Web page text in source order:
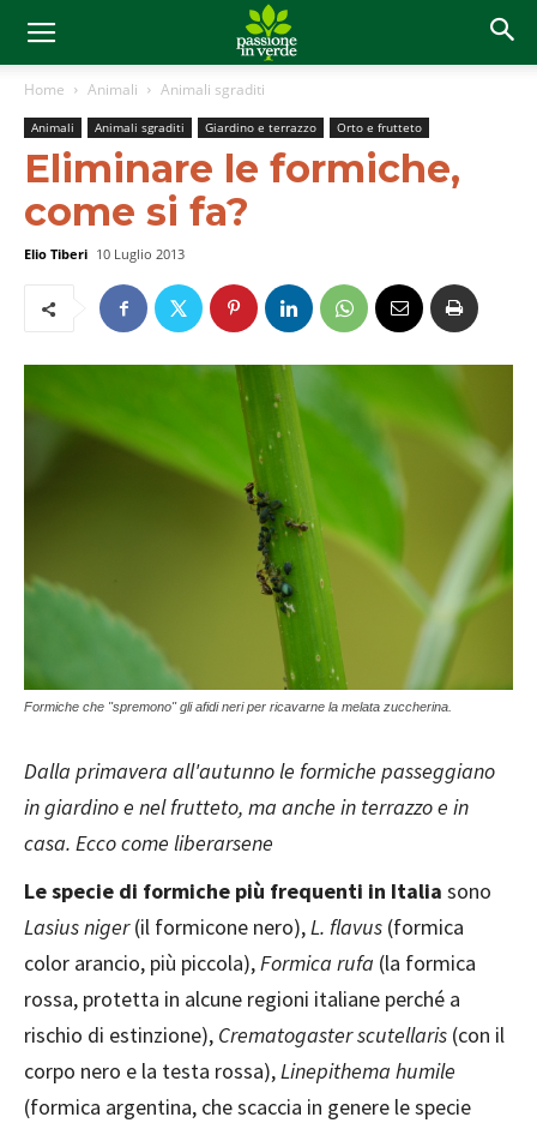
Home Animali Animali sgraditi
Animali Animali sgraditi Giardino e terrazzo Orto e frutteto
Eliminare le formiche,
come si fa?
Elio Tiberi 10 Luglio 2013
Formiche che "spremono" gli afidi neri per ricavarne la melata zuccherina.
Dalla primavera all'autunno le formiche passeggiano
in giardino e nel frutteto, ma anche in terrazzo e in
casa. Ecco come liberarsene
Le specie di formiche più frequenti in Italia sono
Lasius niger(il formicone nero),L. flavus (formica
color arancio, più piccola),Formica rufa (la formica
rossa, protetta in alcune regioni italiane perché a
rischio di estinzione), Crematogaster scutellaris (con il
corpo nero e la testa rossa),Linepithema humile
(formica argentina, che scaccia in genere le specie